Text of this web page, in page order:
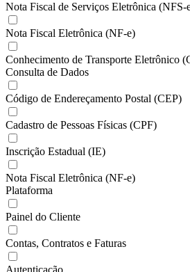
Nota Fiscal de Serviços Eletrônica (NFS-
Nota Fiscal Eletrônica (NF-e)
Conhecimento de Transporte Eletrônico
Consulta de Dados
Código de Endereçamento Postal (CEP)
Cadastro de Pessoas Físicas (CPF)
Inscrição Estadual (IE)
Nota Fiscal Eletrônica (NF-e)
Plataforma
Painel do Cliente
Contas, Contratos e Faturas
Autenticação